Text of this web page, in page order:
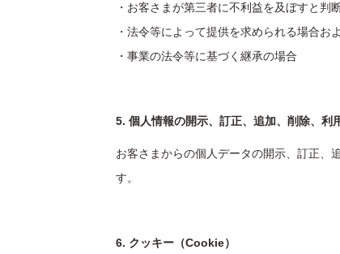
・お客さまが第三者に不利益を及ぼすと判
・法令等によって提供を求められる場合お
・事業の法令等に基づく継承の場合
5. 個人情報の開示、訂正、追加、削除、利
お客さまからの個人データの開示、訂正、
す。
6. クッキー（Cookie）